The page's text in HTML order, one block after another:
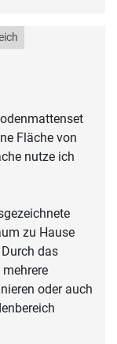
Fläche von
nutze ich
zu Hause
das
oder auch